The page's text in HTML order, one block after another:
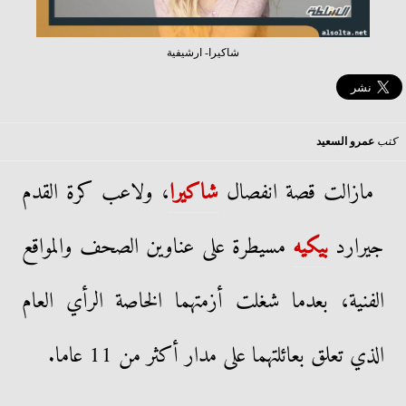
شاكيرا- ارشيفية
كتب عمرو السعيد
مازالت قصة انفصال شاكيرا، ولاعب كرة القدم
جيراردبيكيه مسيطرة على عناوين الصحف والمواقع
الفنية، بعدما شغلت أزمتهما الخاصة الرأي العام
الذي تعلق بعائلتهما على مدار أكثر من 11 عاما.